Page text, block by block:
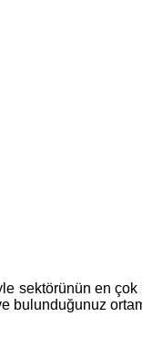
sektörünün en
bulunduğunuz